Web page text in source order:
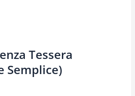
Tessera
Semplice)